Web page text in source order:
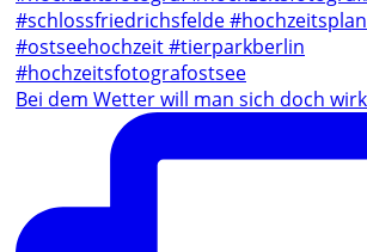
Bei dem Wetter will man sich doch